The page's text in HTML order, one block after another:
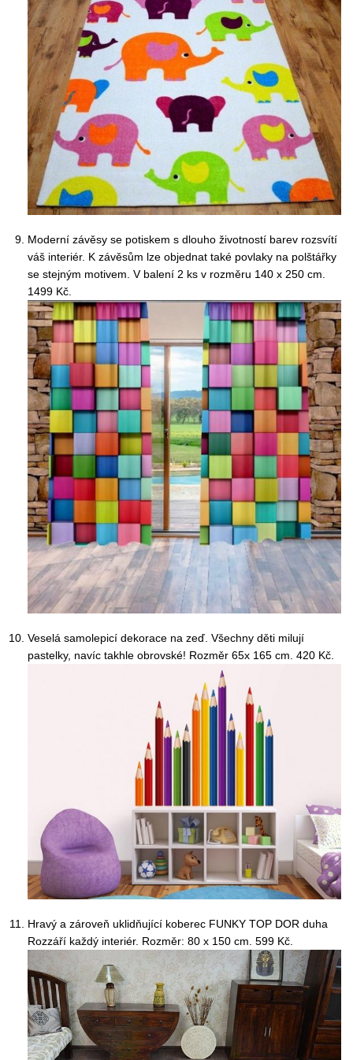
Moderní závěsy se potiskem s dlouho životností barev rozsvítí
váš interiér. K závěsům lze objednat také povlaky na polštářky
se stejným motivem. V balení 2 ks v rozměru 140 x 250 cm.
1499 Kč.
Veselá samolepicí dekorace na zeď. Všechny děti milují
pastelky, navíc takhle obrovské! Rozměr 65x 165 cm. 420 Kč.
Hravý a zároveň uklidňující koberec FUNKY TOP DOR duha
Rozzáří každý interiér. Rozměr: 80 x 150 cm. 599 Kč.